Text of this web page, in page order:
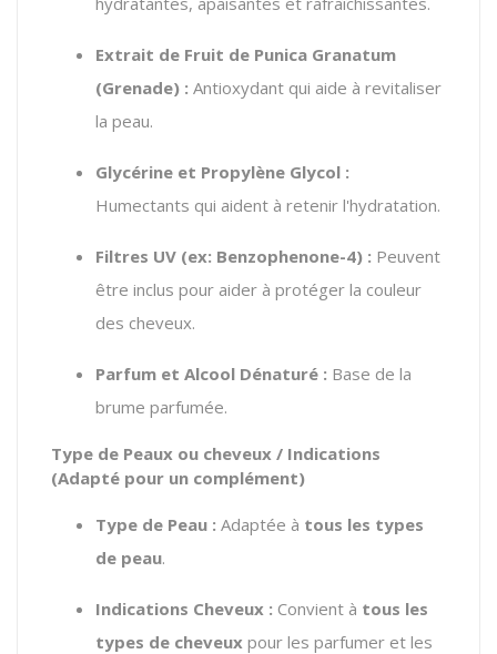
Extrait de Fruit de Punica Granatum
(Grenade) : Antioxydant qui aide à revitaliser
la peau.
Glycérine et Propylène Glycol :
Humectants qui aident à retenir l'hydratation.
Filtres UV (ex: Benzophenone-4) : Peuvent
être inclus pour aider à protéger la couleur
des cheveux.
Parfum et Alcool Dénaturé : Base de la
brume parfumée.
Type de Peaux ou cheveux / Indications
(Adapté pour un complément)
Type de Peau : Adaptée à tous les types
de peau.
Indications Cheveux : Convient à tous les
types de cheveux pour les parfumer et les